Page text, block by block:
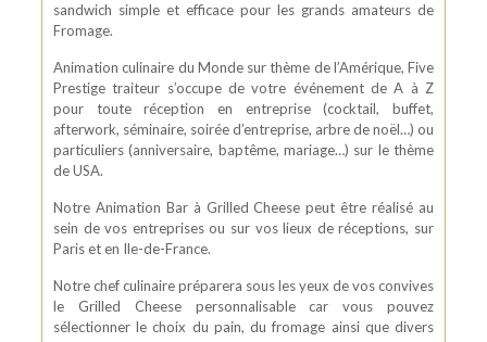
sandwich simple et efficace pour les grands amateurs de
Fromage.
Animation culinaire du Monde sur thème de l’Amérique, Five
Prestige traiteur s’occupe de votre événement de A à Z
pour toute réception en entreprise (cocktail, buffet,
afterwork, séminaire, soirée d’entreprise, arbre de noël…) ou
particuliers (anniversaire, baptême, mariage…) sur le thème
de USA.
Notre Animation Bar à Grilled Cheese peut être réalisé au
sein de vos entreprises ou sur vos lieux de réceptions, sur
Paris et en Ile-de-France.
Notre chef culinaire préparera sous les yeux de vos convives
le Grilled Cheese personnalisable car vous pouvez
sélectionner le choix du pain, du fromage ainsi que divers